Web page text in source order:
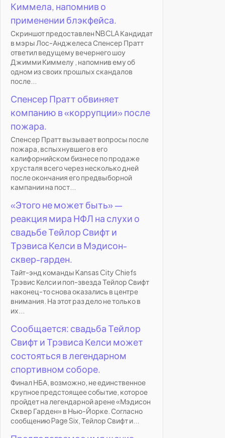
Киммела, напомнив о
применении блэкфейса.
Скриншот предоставлен NBCLA Кандидат
в мэры Лос-Анджелеса Спенсер Пратт
ответил ведущему вечернего шоу
Джимми Киммелу , напомнив ему об
одном из своих прошлых скандалов
после...
Спенсер Пратт обвиняет
компанию в «коррупции» после
пожара.
Спенсер Пратт вызывает вопросы после
пожара, вспыхнувшего в его
калифорнийском бизнесе по продаже
хрусталя всего через несколько дней
после окончания его предвыборной
кампании на пост...
«Этого не может быть» —
реакция мира НФЛ на слухи о
свадьбе Тейлор Свифт и
Трэвиса Келси в Мэдисон-
сквер-гарден.
Тайт-энд команды Kansas City Chiefs
Трэвис Келси и поп-звезда Тейлор Свифт
наконец-то снова оказались в центре
внимания. На этот раз дело не только в
их...
Сообщается: свадьба Тейлор
Свифт и Трэвиса Келси может
состояться в легендарном
спортивном соборе.
Финал НБА, возможно, не единственное
крупное предстоящее событие, которое
пройдет на легендарной арене «Мэдисон
Сквер Гарден» в Нью-Йорке. Согласно
сообщению Page Six, Тейлор Свифт и...